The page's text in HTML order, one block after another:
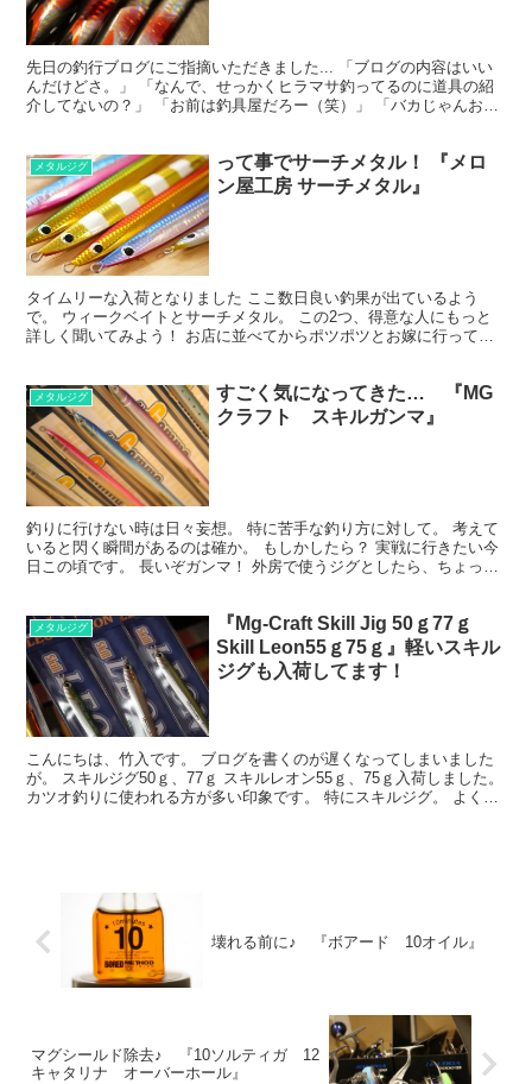
先日の釣行ブログにご指摘いただきました... 「ブログの内容はいい
んだけどさ。」 「なんで、せっかくヒラマサ釣ってるのに道具の紹
介してないの？」 「お前は釣具屋だろー（笑）」 「バカじゃんお前
メタルジグ
って事でサーチメタル！ 『メロ
ン屋工房 サーチメタル』
タイムリーな入荷となりました ここ数日良い釣果が出ているよう
で。 ウィークベイトとサーチメタル。 この2つ、得意な人にもっと
詳しく聞いてみよう！ お店に並べてからポツポツとお嫁に行ってし
メタルジグ
すごく気になってきた… 『MG
クラフト スキルガンマ』
釣りに行けない時は日々妄想。 特に苦手な釣り方に対して。 考えて
いると閃く瞬間があるのは確か。 もしかしたら？ 実戦に行きたい今
日この頃です。 長いぞガンマ！ 外房で使うジグとしたら、ちょっと
メタルジグ
『Mg-Craft Skill Jig 50ｇ77ｇ
Skill Leon55ｇ75ｇ』軽いスキル
ジグも入荷してます！
こんにちは、竹入です。 ブログを書くのが遅くなってしまいました
が。 スキルジグ50ｇ、77ｇ スキルレオン55ｇ、75ｇ入荷しました。
カツオ釣りに使われる方が多い印象です。 特にスキルジグ。 よく飛
壊れる前に♪ 『ボアード 10オイル』
マグシールド除去♪ 『10ソルティガ 12
キャタリナ オーバーホール』